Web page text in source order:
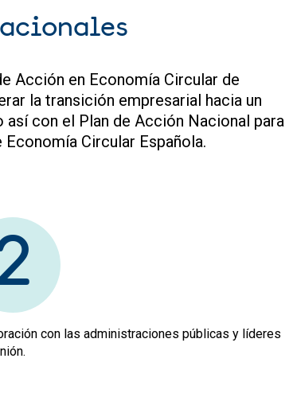
Acción en Economía Circular de
la transición empresarial hacia un
con el Plan de Acción Nacional para
Circular Española.
con las administraciones públicas y líderes